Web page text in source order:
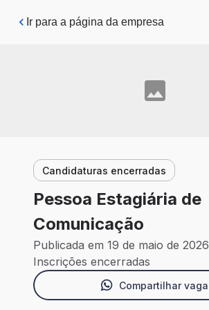
Pular para o conteúdo principal
Ir para a página da empresa
Candidaturas encerradas
Pessoa Estagiária de
Comunicação
Publicada em 19 de maio de 2026
Inscrições encerradas
Compartilhar vaga